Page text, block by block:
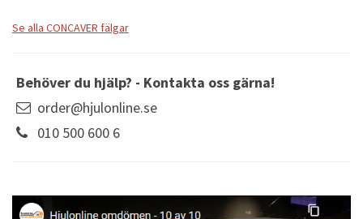
Se alla CONCAVER fälgar
Behöver du hjälp? - Kontakta oss gärna!
order@hjulonline.se
010 500 600 6